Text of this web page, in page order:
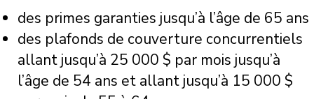
des primes garanties jusqu’à l’âge de 65 ans
des plafonds de couverture concurrentiels
allant jusqu’à 25 000 $ par mois jusqu’à
l’âge de 54 ans et allant jusqu’à 15 000 $